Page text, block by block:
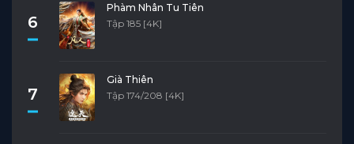
6
Phàm Nhân Tu Tiên
Tập 185 [4K]
7
Già Thiên
Tập 174/208 [4K]